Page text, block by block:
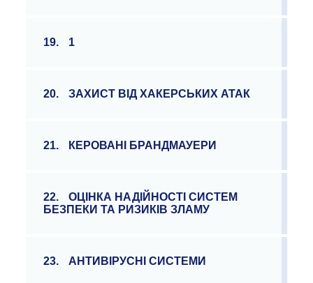
19. 1
20. ЗАХИСТ ВІД ХАКЕРСЬКИХ АТАК
21. КЕРОВАНІ БРАНДМАУЕРИ
22.
ОЦІНКА НАДІЙНОСТІ СИСТЕМ
БЕЗПЕКИ ТА РИЗИКІВ ЗЛАМУ
23. АНТИВІРУСНІ СИСТЕМИ